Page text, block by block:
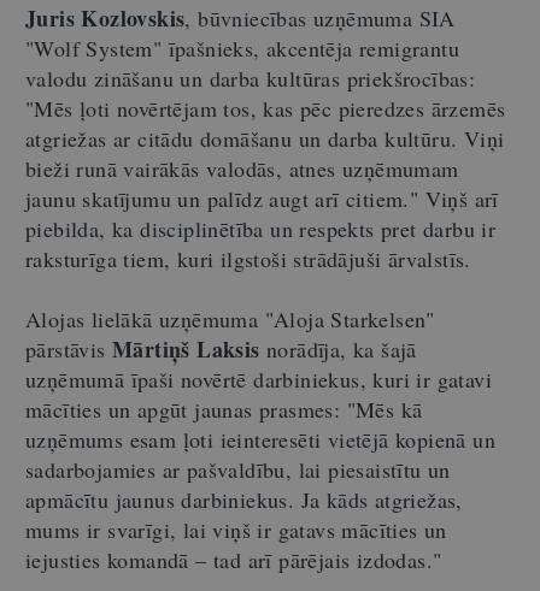
Juris Kozlovskis, būvniecības uzņēmuma SIA
"Wolf System" īpašnieks, akcentēja remigrantu
valodu zināšanu un darba kultūras priekšrocības:
"Mēs ļoti novērtējam tos, kas pēc pieredzes ārzemēs
atgriežas ar citādu domāšanu un darba kultūru. Viņi
bieži runā vairākās valodās, atnes uzņēmumam
jaunu skatījumu un palīdz augt arī citiem." Viņš arī
piebilda, ka disciplinētība un respekts pret darbu ir
raksturīga tiem, kuri ilgstoši strādājuši ārvalstīs.
Alojas lielākā uzņēmuma "Aloja Starkelsen"
pārstāvisMārtiņš Laksis norādīja, ka šajā
uzņēmumā īpaši novērtē darbiniekus, kuri ir gatavi
mācīties un apgūt jaunas prasmes: "Mēs kā
uzņēmums esam ļoti ieinteresēti vietējā kopienā un
sadarbojamies ar pašvaldību, lai piesaistītu un
apmācītu jaunus darbiniekus. Ja kāds atgriežas,
mums ir svarīgi, lai viņš ir gatavs mācīties un
iejusties komandā – tad arī pārējais izdodas."